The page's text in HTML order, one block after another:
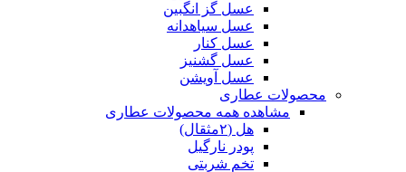
عسل گز انگبین
عسل سیاهدانه
عسل کنار
عسل گشنیز
عسل آویشن
محصولات عطاری
مشاهده همه محصولات عطاری
هل (۲مثقال)
پودر نارگیل
تخم شربتی